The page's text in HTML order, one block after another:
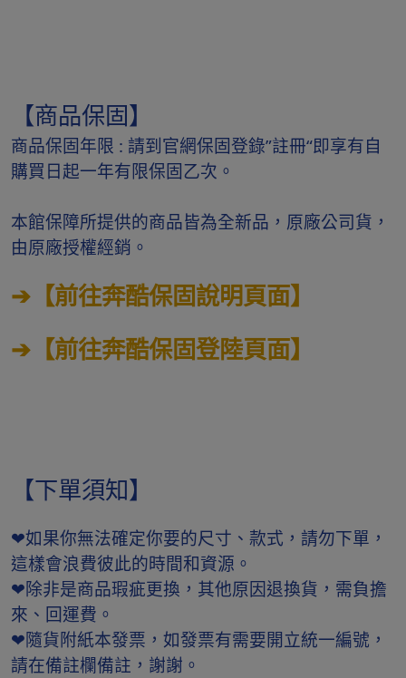
【商品保固】
商品保固年限 : 請到官網保固登錄”註冊“即享有自
購買日起一年有限保固乙次。
本館保障所提供的商品皆為全新品，原廠公司貨，
由原廠授權經銷。
➔【前往奔酷保固說明頁面】
➔【前往奔酷保固登陸頁面】
【下單須知】
❤如果你無法確定你要的尺寸、款式，請勿下單，
這樣會浪費彼此的時間和資源。
❤除非是商品瑕疵更換，其他原因退換貨，需負擔
來、回運費。
❤隨貨附紙本發票，如發票有需要開立統一編號，
請在備註欄備註，謝謝。